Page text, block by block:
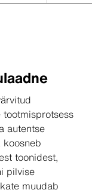
autentse
toonidest,
pilvise
muudab